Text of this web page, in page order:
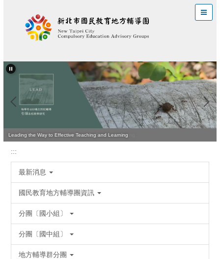
區
Quality Teaching Is Vital for Improving Student Learning
Leading the Way to Effective Teaching and Learning
:::
最新消息
國民教育地方輔導團資訊
分團〔國小組〕
分團〔國中組〕
地方輔導群分團